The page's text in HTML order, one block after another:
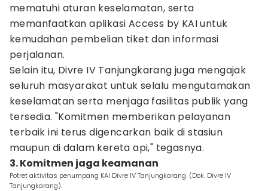
mematuhi aturan keselamatan, serta
memanfaatkan aplikasi Access by KAI untuk
kemudahan pembelian tiket dan informasi
perjalanan.
Selain itu, Divre IV Tanjungkarang juga mengajak
seluruh masyarakat untuk selalu mengutamakan
keselamatan serta menjaga fasilitas publik yang
tersedia. "Komitmen memberikan pelayanan
terbaik ini terus digencarkan baik di stasiun
maupun di dalam kereta api," tegasnya.
3. Komitmen jaga keamanan
Potret aktivitas penumpang KAI Divre IV Tanjungkarang. (Dok. Divre IV
Tanjungkarang).